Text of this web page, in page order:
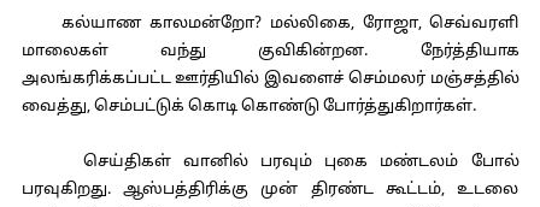
கல்யாண காலமன்றோ? மல்லிகை, ரோஜா, செவ்வரளி
மாலைகள் வந்து குவிகின்றன. நேர்த்தியாக
அலங்கரிக்கப்பட்ட ஊர்தியில் இவளைச் செம்மலர் மஞ்சத்தில்
வைத்து, செம்பட்டுக் கொடி கொண்டு போர்த்துகிறார்கள்.
செய்திகள் வானில் பரவும் புகை மண்டலம் போல்
பரவுகிறது. ஆஸ்பத்திரிக்கு முன் திரண்ட கூட்டம், உடலை